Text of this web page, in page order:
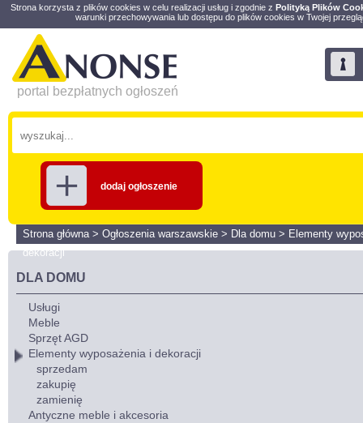
Strona korzysta z plików cookies w celu realizacji usług i zgodnie z Polityką Plików
warunki przechowywania lub dostępu do plików cookies w Twojej
portal bezpłatnych ogłoszeń
dodaj ogłoszenie
Strona główna> Ogłoszenia warszawskie > Dla domu > Elementy
dekoracji
DLA DOMU
Usługi
Meble
Sprzęt AGD
Elementy wyposażenia i dekoracji
sprzedam
zakupię
zamienię
Antyczne meble i akcesoria